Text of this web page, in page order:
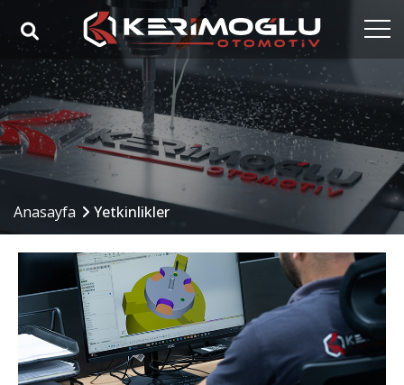
Anasayfa
Kurumsal
Yetkinlikler
Sektörler
Referanslar
Medya
İletişim
Anasayfa Yetkinlikler